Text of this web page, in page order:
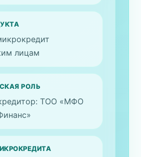
лицам
РОЛЬ
ТОО «МФО